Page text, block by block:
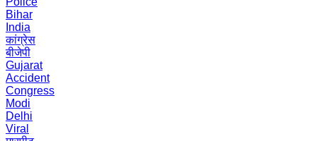
Bihar
India
कांग्रेस
बीजेपी
Gujarat
Accident
Congress
Modi
Delhi
Viral